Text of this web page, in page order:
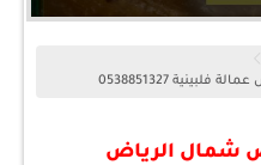
0538851327
شمال الرياض